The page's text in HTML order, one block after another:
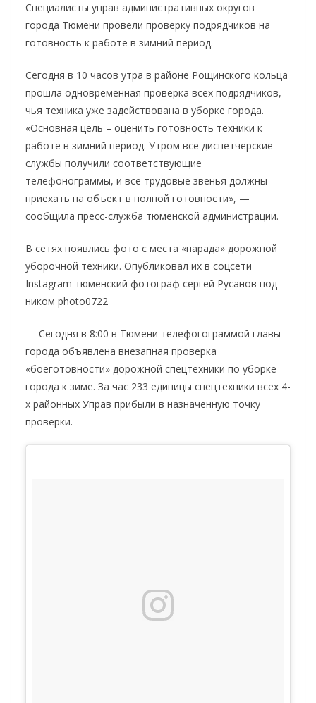
Специалисты управ административных округов
города Тюмени провели проверку подрядчиков на
готовность к работе в зимний период.
Сегодня в 10 часов утра в районе Рощинского кольца
прошла одновременная проверка всех подрядчиков,
чья техника уже задействована в уборке города.
«Основная цель – оценить готовность техники к
работе в зимний период. Утром все диспетчерские
службы получили соответствующие
телефонограммы, и все трудовые звенья должны
приехать на объект в полной готовности», —
сообщила пресс-служба тюменской администрации.
В сетях появлись фото с места «парада» дорожной
уборочной техники. Опубликовал их в соцсети
Instagram тюменский фотограф сергей Русанов под
ником photo0722
— Сегодня в 8:00 в Тюмени телефогограммой главы
города объявлена внезапная проверка
«боеготовности» дорожной спецтехники по уборке
города к зиме. За час 233 единицы спецтехники всех 4-
х районных Управ прибыли в назначенную точку
проверки.